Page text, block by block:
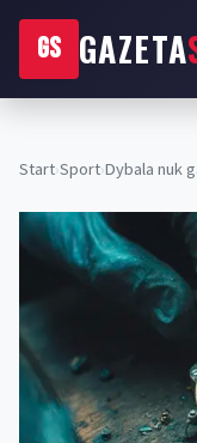
GS GAZETA
Start›Sport›Dybala nuk